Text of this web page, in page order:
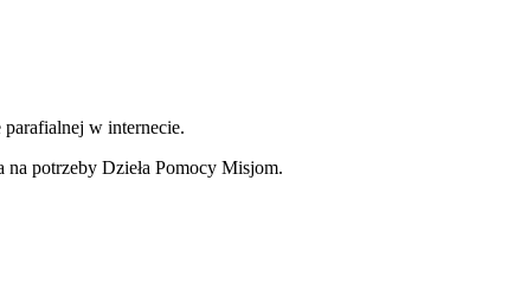
parafialnej w internecie.
potrzeby Dzieła Pomocy Misjom.